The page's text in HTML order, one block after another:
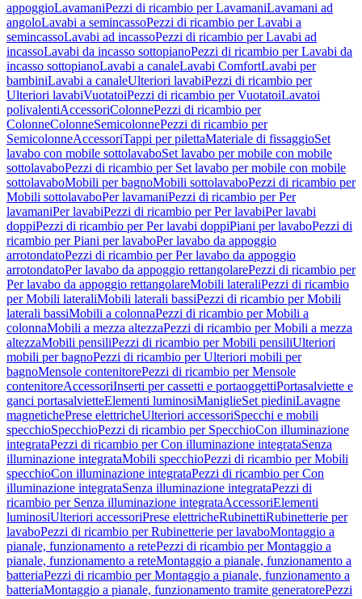
appoggioLavamaniPezzi di ricambio per LavamaniLavamani ad
angoloLavabi a semincassoPezzi di ricambio per Lavabi a
semincassoLavabi ad incassoPezzi di ricambio per Lavabi ad
incassoLavabi da incasso sottopianoPezzi di ricambio per Lavabi da
incasso sottopianoLavabi a canaleLavabi ComfortLavabi per
bambiniLavabi a canaleUlteriori lavabiPezzi di ricambio per
Ulteriori lavabiVuotatoiPezzi di ricambio per VuotatoiLavatoi
polivalentiAccessoriColonnePezzi di ricambio per
ColonneColonneSemicolonnePezzi di ricambio per
SemicolonneAccessoriTappi per pilettaMateriale di fissaggioSet
lavabo con mobile sottolavaboSet lavabo per mobile con mobile
sottolavaboPezzi di ricambio per Set lavabo per mobile con mobile
sottolavaboMobili per bagnoMobili sottolavaboPezzi di ricambio per
Mobili sottolavaboPer lavamaniPezzi di ricambio per Per
lavamaniPer lavabiPezzi di ricambio per Per lavabiPer lavabi
doppiPezzi di ricambio per Per lavabi doppiPiani per lavaboPezzi di
ricambio per Piani per lavaboPer lavabo da appoggio
arrotondatoPezzi di ricambio per Per lavabo da appoggio
arrotondatoPer lavabo da appoggio rettangolarePezzi di ricambio per
Per lavabo da appoggio rettangolareMobili lateraliPezzi di ricambio
per Mobili lateraliMobili laterali bassiPezzi di ricambio per Mobili
laterali bassiMobili a colonnaPezzi di ricambio per Mobili a
colonnaMobili a mezza altezzaPezzi di ricambio per Mobili a mezza
altezzaMobili pensiliPezzi di ricambio per Mobili pensiliUlteriori
mobili per bagnoPezzi di ricambio per Ulteriori mobili per
bagnoMensole contenitorePezzi di ricambio per Mensole
contenitoreAccessoriInserti per cassetti e portaoggettiPortasalviette e
ganci portasalvietteElementi luminosiManiglieSet piediniLavagne
magnetichePrese elettricheUlteriori accessoriSpecchi e mobili
specchioSpecchioPezzi di ricambio per SpecchioCon illuminazione
integrataPezzi di ricambio per Con illuminazione integrataSenza
illuminazione integrataMobili specchioPezzi di ricambio per Mobili
specchioCon illuminazione integrataPezzi di ricambio per Con
illuminazione integrataSenza illuminazione integrataPezzi di
ricambio per Senza illuminazione integrataAccessoriElementi
luminosiUlteriori accessoriPrese elettricheRubinettiRubinetterie per
lavaboPezzi di ricambio per Rubinetterie per lavaboMontaggio a
pianale, funzionamento a retePezzi di ricambio per Montaggio a
pianale, funzionamento a reteMontaggio a pianale, funzionamento a
batteriaPezzi di ricambio per Montaggio a pianale, funzionamento a
batteriaMontaggio a pianale, funzionamento tramite generatorePezzi